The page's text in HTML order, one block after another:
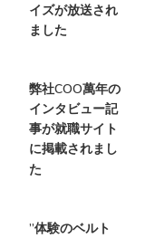
イズが放送され
ました
弊社COO萬年の
インタビュー記
事が就職サイト
に掲載されまし
た
”体験のベルト